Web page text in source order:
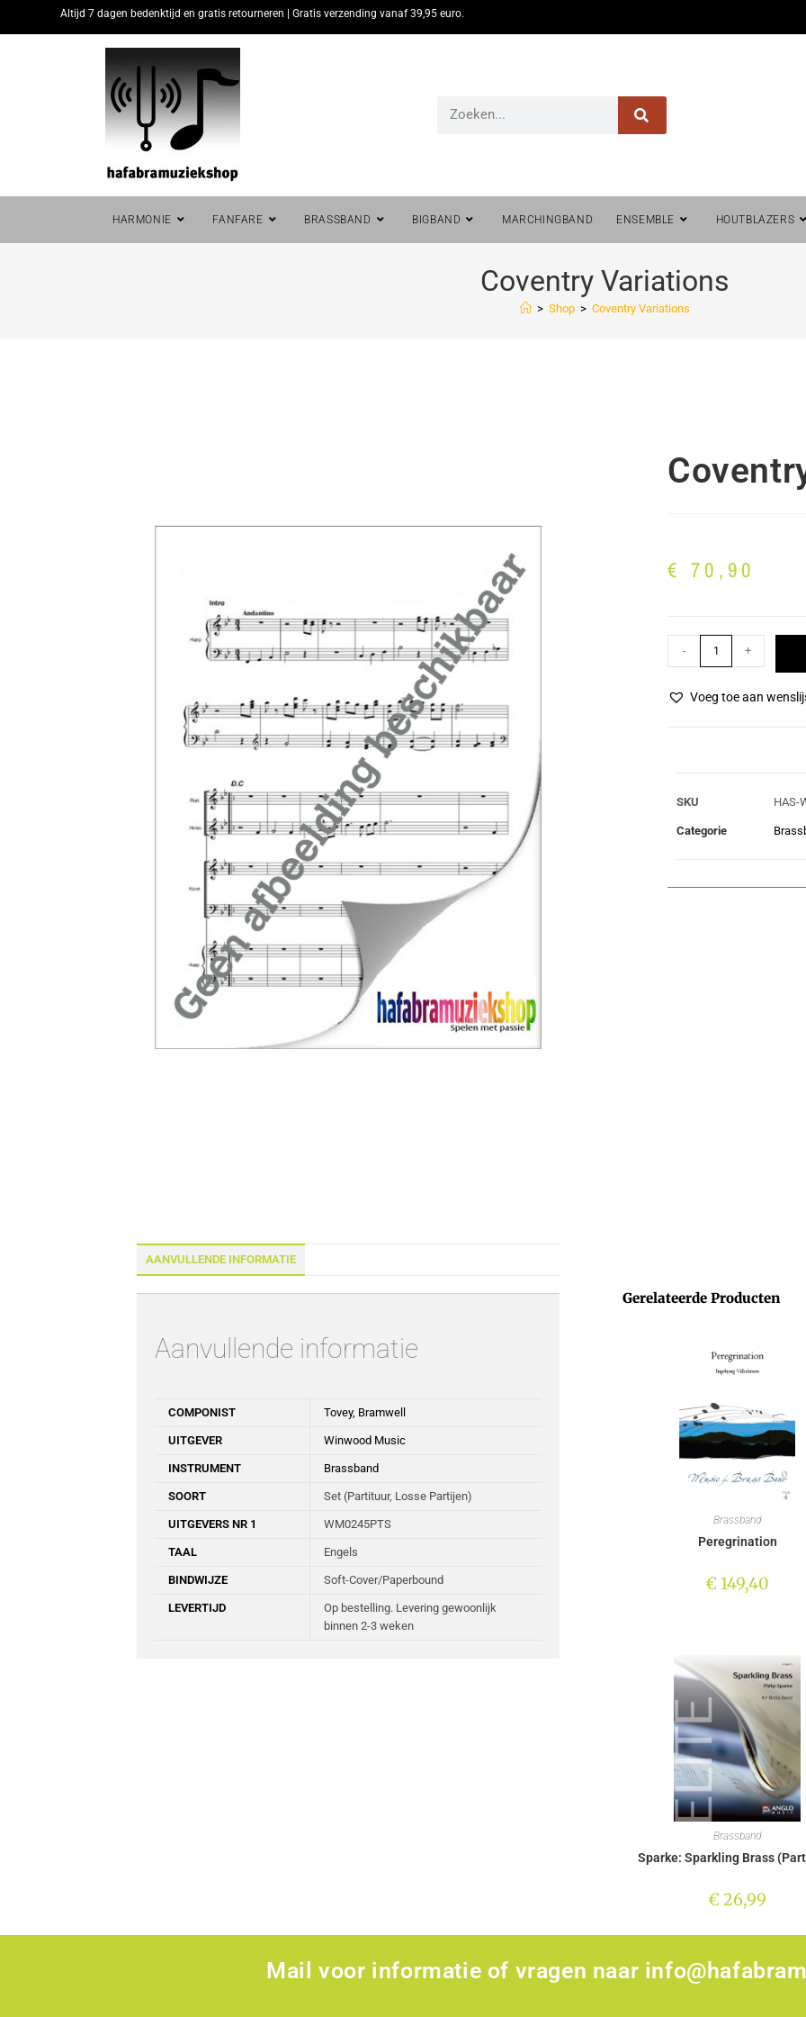
Altijd 7 dagen bedenktijd en gratis retourneren | Gratis verzending vanaf 39,95 euro.
HARMONIE FANFARE BRASSBAND BIGBAND MARCHINGBAND ENSEMBLE HOUTBLAZERS
Coventry Variations
> Shop > Coventry Variations
€ 70,90
- +
Voeg toe aan
SKU HAS-
Categorie
AANVULLENDE INFORMATIE
Aanvullende informatie
COMPONIST Tovey, Bramwell
UITGEVER Winwood Music
INSTRUMENT Brassband
SOORT Set (Partituur, Losse Partijen)
UITGEVERS NR 1 WM0245PTS
TAAL Engels
BINDWIJZE Soft-Cover/Paperbound
LEVERTIJD
Op bestelling. Levering gewoonlijk
binnen 2-3 weken
Gerelateerde Producten
Brassband
Peregrination
€149,40
Brassband
Sparke: Sparkling Brass
€26,99
Mail voor informatie of vragen naar